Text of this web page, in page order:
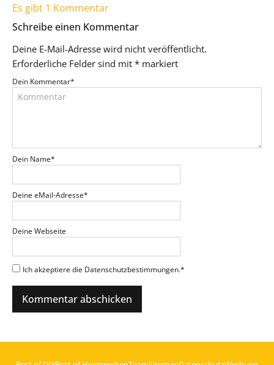
Es gibt 1 Kommentar
Schreibe einen Kommentar
Deine E-Mail-Adresse wird nicht veröffentlicht.
Erforderliche Felder sind mit * markiert
Dein Kommentar*
Dein Name*
Deine eMail-Adresse*
Deine Webseite
Ich akzeptiere die Datenschutzbestimmungen.*